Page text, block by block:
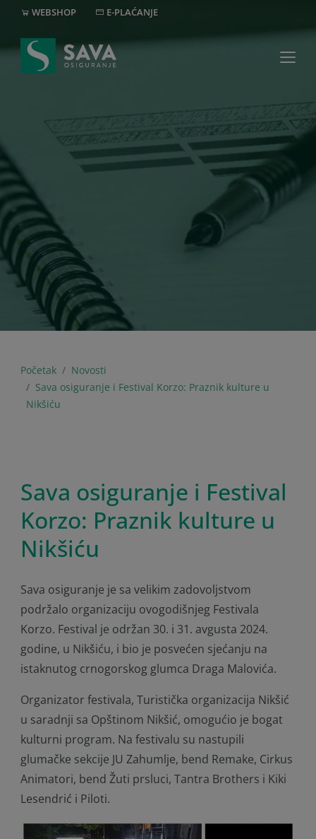
WEBSHOP E-PLAĆANJE
+382 20 40 30 20
Početak
Novosti
Sava osiguranje i Festival Korzo: Praznik kulture u
Nikšiću
Sava osiguranje i Festival
Korzo: Praznik kulture u
Nikšiću
Sava osiguranje je sa velikim zadovoljstvom
podržalo organizaciju ovogodišnjeg Festivala
Korzo. Festival je održan 30. i 31. avgusta 2024.
godine, u Nikšiću, i bio je posvećen sjećanju na
istaknutog crnogorskog glumca Draga Malovića.
Organizator festivala, Turistička organizacija Nikšić
u saradnji sa Opštinom Nikšić, omogućio je bogat
kulturni program. Na festivalu su nastupili
glumačke sekcije JU Zahumlje, bend Remake, Cirkus
Animatori, bend Žuti prsluci, Tantra Brothers i Kiki
Lesendrić i Piloti.